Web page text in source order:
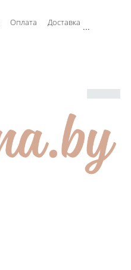
Оплата Доставка ...